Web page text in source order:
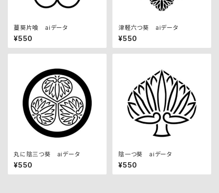
蔓葵片喰 aiデータ
¥550
津軽六つ葵 aiデータ
¥550
丸に陰三つ葵 aiデータ
¥550
陰一つ葵 aiデータ
¥550